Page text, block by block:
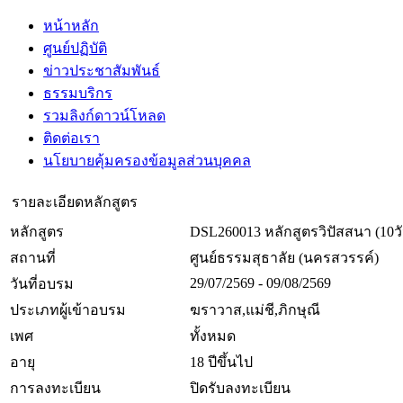
หน้าหลัก
ศูนย์ปฏิบัติ
ข่าวประชาสัมพันธ์
ธรรมบริกร
รวมลิงก์ดาวน์โหลด
ติดต่อเรา
นโยบายคุ้มครองข้อมูลส่วนบุคคล
รายละเอียดหลักสูตร
หลักสูตร
DSL260013 หลักสูตรวิปัสสนา (10
สถานที่
ศูนย์ธรรมสุธาลัย (นครสวรรค์)
วันที่อบรม
29/07/2569 - 09/08/2569
ประเภทผู้เข้าอบรม
ฆราวาส,แม่ชี,ภิกษุณี
เพศ
ทั้งหมด
อายุ
18 ปีขึ้นไป
การลงทะเบียน
ปิดรับลงทะเบียน